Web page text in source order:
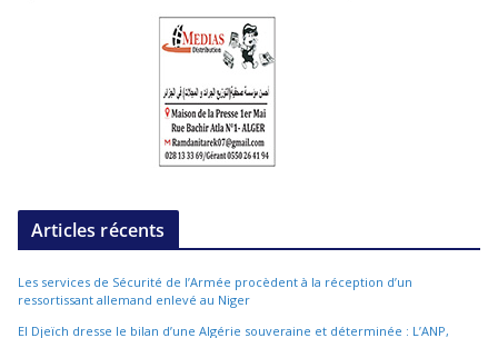
Articles récents
Les services de Sécurité de l’Armée procèdent à la réception d’un
ressortissant allemand enlevé au Niger
El Djeïch dresse le bilan d’une Algérie souveraine et déterminée : L’ANP,